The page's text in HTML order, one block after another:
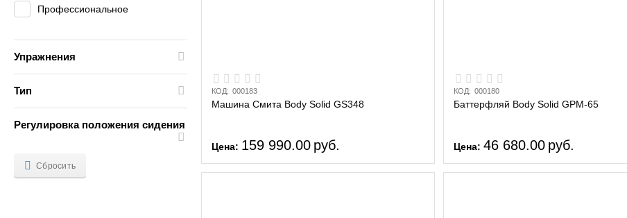
КОД: 000183
Mашина Смита Body Solid GS348
Цена: 159 990.00 руб.
КОД: 000180
Баттерфляй Body Solid GPM-65
Цена: 46 680.00 руб.
Профессиональное
Упражнения
Тип
Регулировка положения сидения
Сбросить